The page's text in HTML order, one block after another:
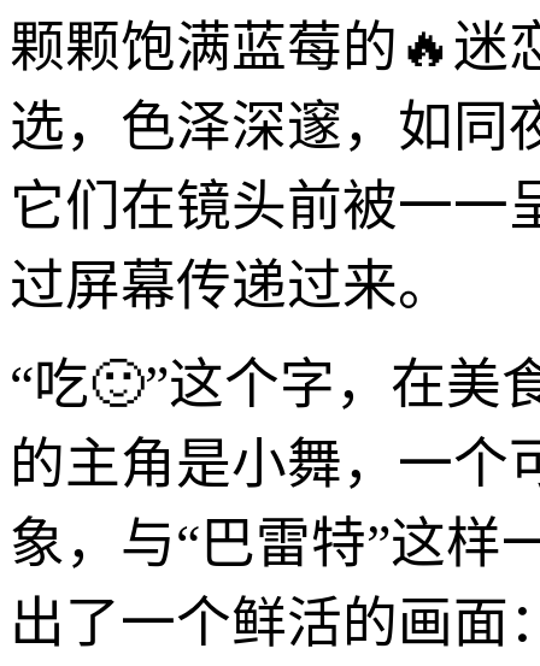
颗颗饱满蓝莓的🔥迷
选，色泽深邃，如同
它们在镜头前被一一
过屏幕传递过来。
“吃🙂”这个字，在美
的主角是小舞，一个
象，与“巴雷特”这样
出了一个鲜活的画面